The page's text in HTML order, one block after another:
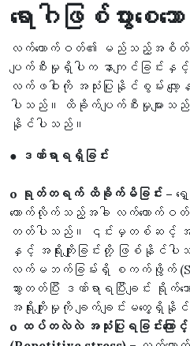
ရောဂါဖြစ်ပွားစေသေ
လက်ကောက်ဝတ်၏ မည်သည့်အစိ
ပျက်စီးမှုရှိပါက နာကျင်ခြင်း
လက်ဖဝါးကို အသုံးပြုနိုင်စွမ်း လျော့
ပါသည်။ ထိခိုက်ပျက်စီးမှုများသည် အေ
နိုင်ပါသည်။
● ဒဏ်ရာရရှိခြင်း
o ရုတ်တရက် ထိခိုက်မိခြင်း – ရှ
ထောက်လိုက်သည့်အခါ လက်ကောက်ဝတ် ဒ
တတ်ပါသည်။ ၎င်းမှတစ်ဆင့် အဆစ်လွဲ
နှင့် အရိုးကျိုးခြင်းတို့ ဖြစ်နိုင်
လက်မဘက်ခြမ်းရှိ စကက်ဖွိုက်
သွားတတ်ပြီး ဒဏ်ရာရပြီးချင်း ရိုက်
အရိုးကျိုးမှုကို ချက်ချင်းမတွေ့ရှိနိုင်
o ထပ်တလဲလဲ အသုံးပြုရခြင်းကြောင့်